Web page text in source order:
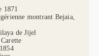
1871
montrant Bejaia,
de Jijel